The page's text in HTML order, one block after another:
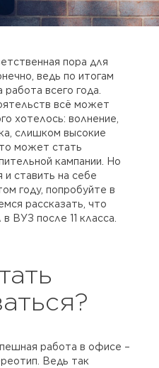
пора для
ведь по итогам
всего года.
всё может
хотелось: волнение,
слишком высокие
может стать
кампании. Но
и ставить на себе
году, попробуйте в
рассказать, что
ВУЗ после 11 класса.
работа в офисе –
Ведь так